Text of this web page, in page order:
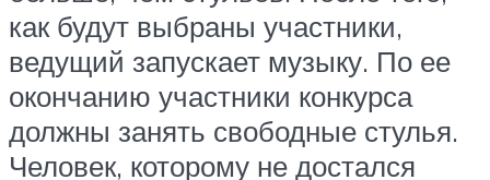
как будут выбраны участники,
ведущий запускает музыку. По ее
окончанию участники конкурса
должны занять свободные стулья.
Человек, которому не достался